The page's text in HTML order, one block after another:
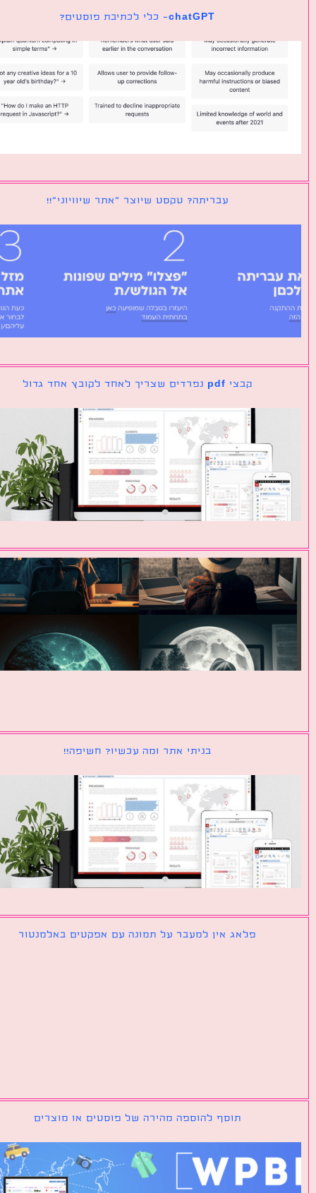
chatGPT- כלי לכתיבת פוסטים?
עבריתה? טקסט שיוצר ״אתר שיוויוני״!!
בניתי אתר ומה עכשיו? חשיפה!!
פלאג אין למעבר על תמונה עם אפקטים באלמנטור
תוסף להוספה מהירה של פוסטים או מוצרים